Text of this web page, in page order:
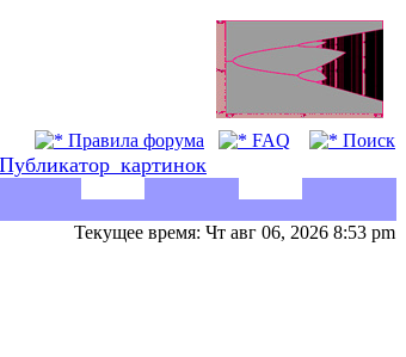
Правила форума FAQ Поиск
Публикатор_картинок
Текущее время: Чт авг 06, 2026 8:53 pm